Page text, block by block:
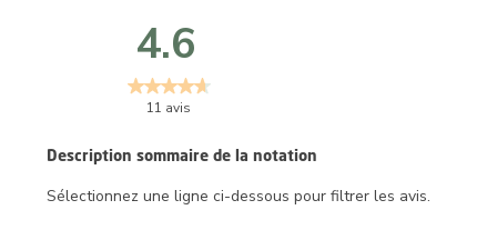
Description sommaire de la notation
Sélectionnez une ligne ci-dessous pour filtrer les avis.
4.6
11 avis